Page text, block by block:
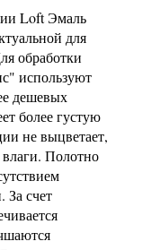
Loft Эмаль
для
обработки
используют
дешевых
более густую
не выцветает,
Полотно
За счет